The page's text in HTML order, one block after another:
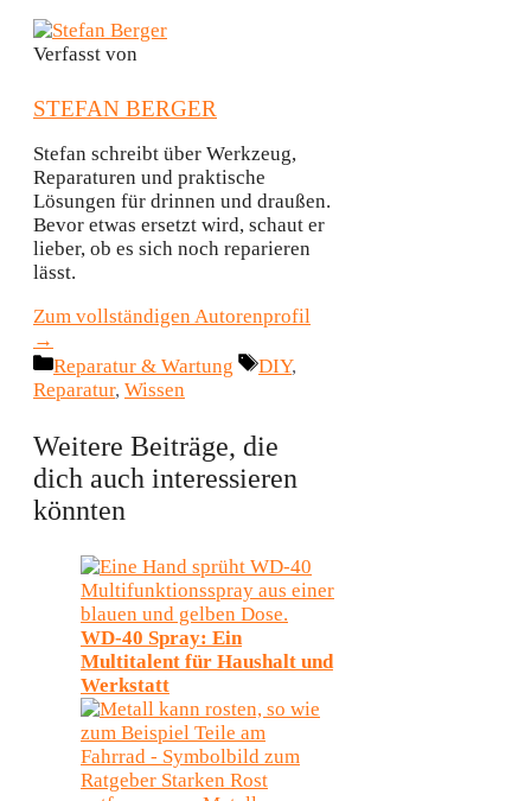
Verfasst von
STEFAN BERGER
Stefan schreibt über Werkzeug,
Reparaturen und praktische
Lösungen für drinnen und draußen.
Bevor etwas ersetzt wird, schaut er
lieber, ob es sich noch reparieren
lässt.
Zum vollständigen Autorenprofil
→
Kategorien
Reparatur & Wartung Schlagwörter
DIY,
Reparatur, Wissen
Weitere Beiträge, die
dich auch interessieren
könnten
WD-40 Spray: Ein
Multitalent für Haushalt und
Werkstatt